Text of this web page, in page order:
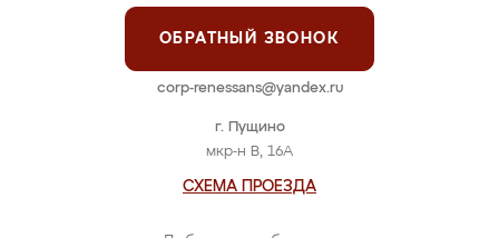
г. Пущино
мкр-н В, 16А
СХЕМА ПРОЕЗДА
ОБРАТНЫЙ ЗВОНОК
corp-renessans@yandex.ru